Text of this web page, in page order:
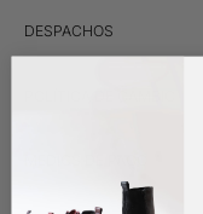
DESPACHOS